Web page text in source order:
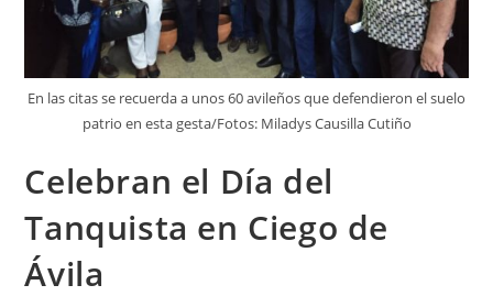
En las citas se recuerda a unos 60 avileños que defendieron el suelo
patrio en esta gesta/Fotos: Miladys Causilla Cutiño
Celebran el Día del
Tanquista en Ciego de
Ávila